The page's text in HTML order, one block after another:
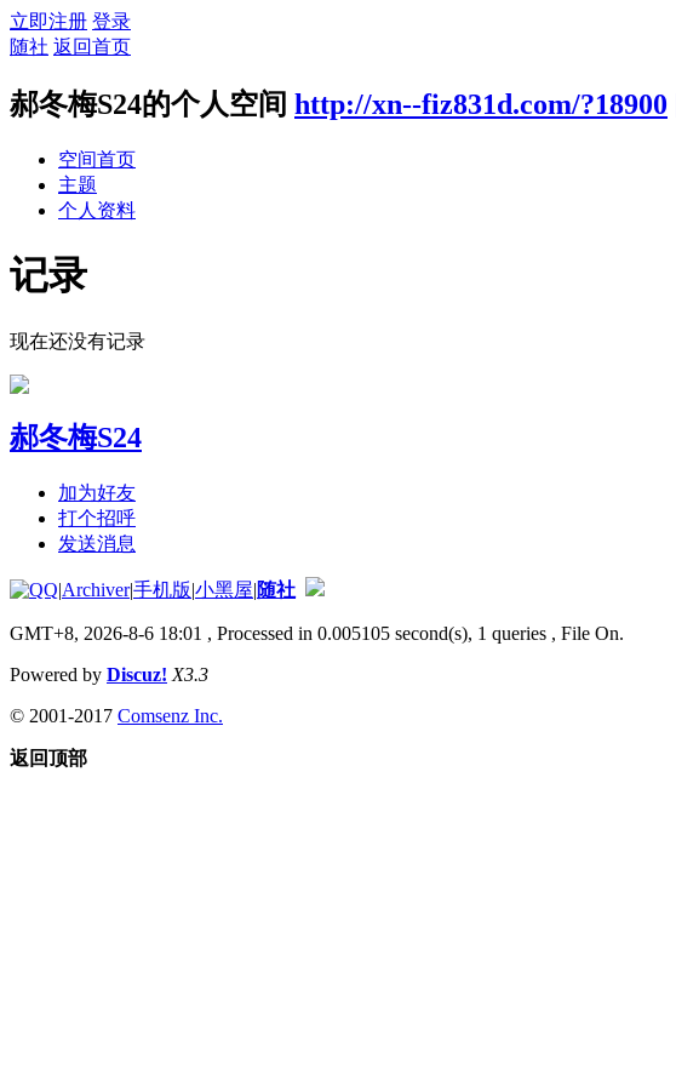
立即注册 登录
随社 返回首页
郝冬梅S24的个人空间 http://xn--fiz831d.com/?18900
空间首页
主题
个人资料
记录
现在还没有记录
郝冬梅S24
加为好友
打个招呼
发送消息
|Archiver|手机版|小黑屋|随社
GMT+8, 2026-8-6 18:01 , Processed in 0.005105 second(s), 1 queries , File On.
Powered by Discuz! X3.3
© 2001-2017 Comsenz Inc.
返回顶部